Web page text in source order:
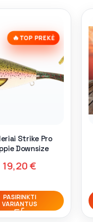
🔥TOP PREKĖ
Strike Pro
Downsize
19,20€
PASIRINKTI
VARIANTUS